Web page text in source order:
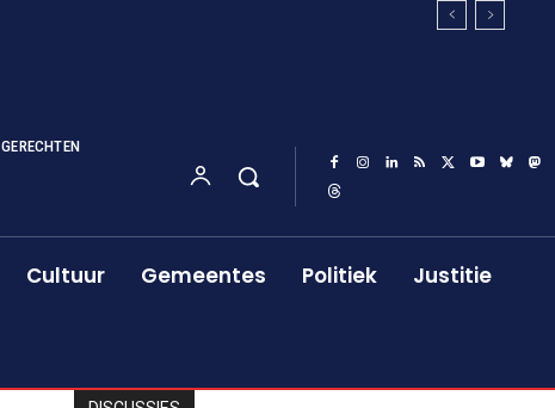
GERECHTEN
Cultuur Gemeentes Politiek Justitie